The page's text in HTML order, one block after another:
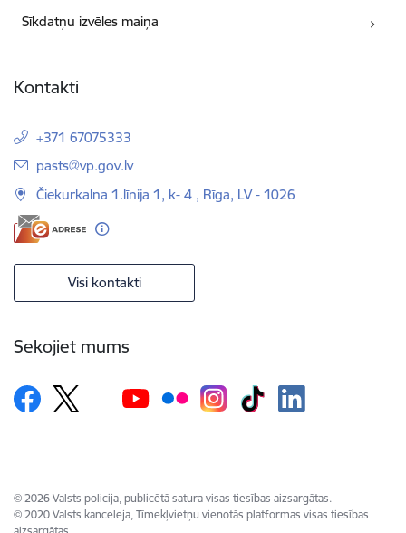
Sīkdatņu izvēles maiņa
Kontakti
+371 67075333
E-pasts:
pasts@vp.gov.lv
Čiekurkalna 1.līnija 1, k- 4 , Rīga, LV - 1026
Visi kontakti
Sekojiet mums
© 2026 Valsts policija, publicētā satura visas tiesības aizsargātas.
© 2020 Valsts kanceleja, Tīmekļvietņu vienotās platformas visas tiesības